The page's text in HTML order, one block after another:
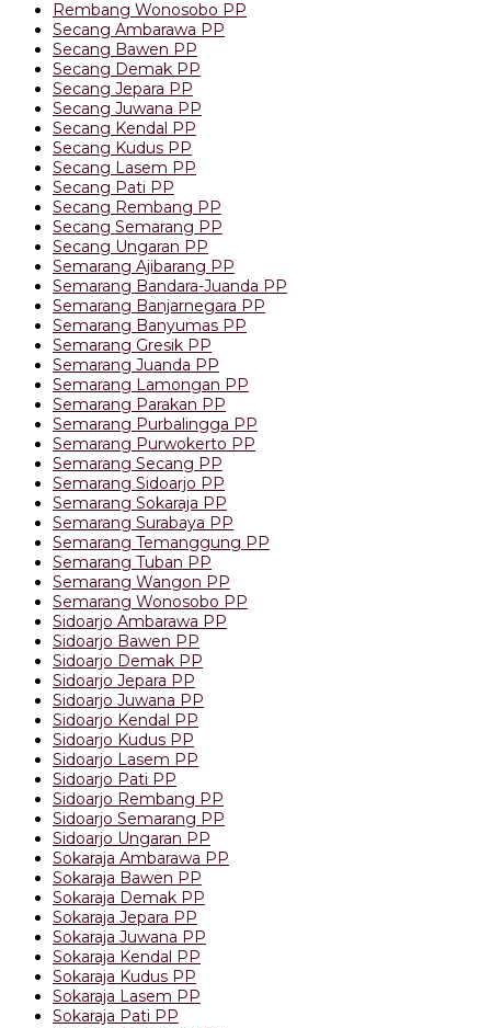
Rembang Wonosobo PP
Secang Ambarawa PP
Secang Bawen PP
Secang Demak PP
Secang Jepara PP
Secang Juwana PP
Secang Kendal PP
Secang Kudus PP
Secang Lasem PP
Secang Pati PP
Secang Rembang PP
Secang Semarang PP
Secang Ungaran PP
Semarang Ajibarang PP
Semarang Bandara-Juanda PP
Semarang Banjarnegara PP
Semarang Banyumas PP
Semarang Gresik PP
Semarang Juanda PP
Semarang Lamongan PP
Semarang Parakan PP
Semarang Purbalingga PP
Semarang Purwokerto PP
Semarang Secang PP
Semarang Sidoarjo PP
Semarang Sokaraja PP
Semarang Surabaya PP
Semarang Temanggung PP
Semarang Tuban PP
Semarang Wangon PP
Semarang Wonosobo PP
Sidoarjo Ambarawa PP
Sidoarjo Bawen PP
Sidoarjo Demak PP
Sidoarjo Jepara PP
Sidoarjo Juwana PP
Sidoarjo Kendal PP
Sidoarjo Kudus PP
Sidoarjo Lasem PP
Sidoarjo Pati PP
Sidoarjo Rembang PP
Sidoarjo Semarang PP
Sidoarjo Ungaran PP
Sokaraja Ambarawa PP
Sokaraja Bawen PP
Sokaraja Demak PP
Sokaraja Jepara PP
Sokaraja Juwana PP
Sokaraja Kendal PP
Sokaraja Kudus PP
Sokaraja Lasem PP
Sokaraja Pati PP